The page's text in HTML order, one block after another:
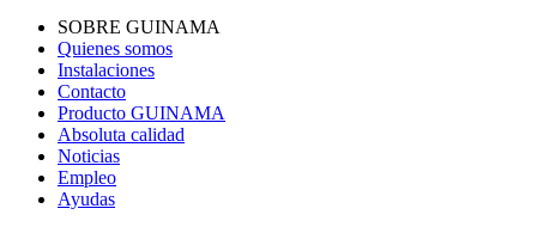
SOBRE GUINAMA
Quienes somos
Instalaciones
Contacto
Producto GUINAMA
Absoluta calidad
Noticias
Empleo
Ayudas